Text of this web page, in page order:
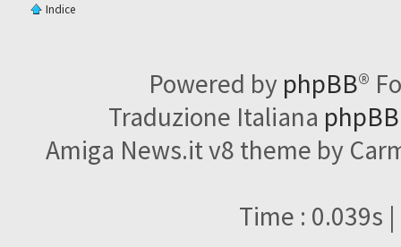
Indice
Powered by phpBB®
Traduzione Italiana
Amiga News.it v8 theme by
Time : 0.039s